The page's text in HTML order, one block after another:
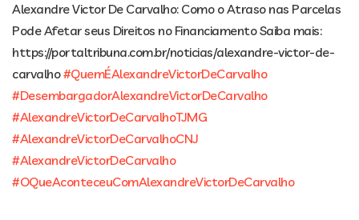
Alexandre Victor De Carvalho: Como o Atraso nas Parcelas
Pode Afetar seus Direitos no Financiamento Saiba mais:
https://portaltribuna.com.br/noticias/alexandre-victor-de-
carvalho#QuemÉAlexandreVictorDeCarvalho
#DesembargadorAlexandreVictorDeCarvalho
#AlexandreVictorDeCarvalhoTJMG
#AlexandreVictorDeCarvalhoCNJ
#AlexandreVictorDeCarvalho
#OQueAconteceuComAlexandreVictorDeCarvalho